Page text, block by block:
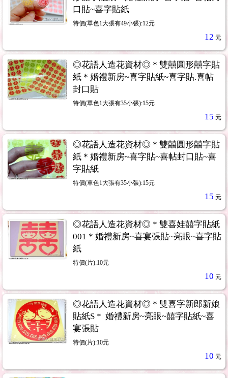
口貼~喜字貼紙
特價(單色1大張有49小張):12元
12 元
◎花語人造花資材◎＊雙囍圓形囍字貼
紙＊婚禮新房~喜字貼紙~喜字貼.喜帖
封口貼
特價(單色1大張有35小張):15元
15 元
◎花語人造花資材◎＊雙囍圓形囍字貼
紙＊婚禮新房~喜字貼~喜帖封口貼~喜
字貼紙
特價(單色1大張有35小張):15元
15 元
◎花語人造花資材◎＊雙喜娃囍字貼紙
001＊婚禮新房~喜宴張貼~亮眼~喜字貼
紙
特價(片):10元
10 元
◎花語人造花資材◎＊雙喜字新郎新娘
貼紙S＊ 婚禮新房~亮眼~囍字貼紙~喜
宴張貼
特價(片):10元
10 元